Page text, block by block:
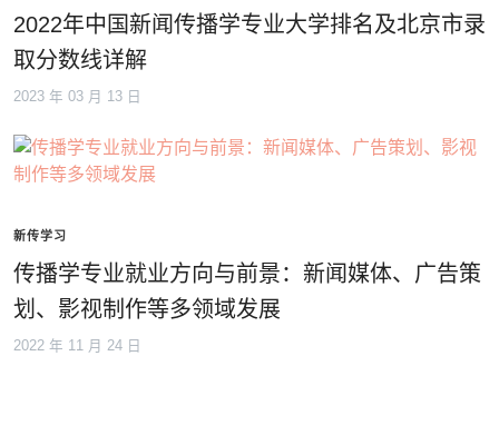
2022年中国新闻传播学专业大学排名及北京市录
取分数线详解
2023 年 03 月 13 日
新传学习
传播学专业就业方向与前景：新闻媒体、广告策
划、影视制作等多领域发展
2022 年 11 月 24 日